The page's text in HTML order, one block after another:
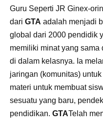
Guru Seperti JR Ginex-
dari GTA adalah menjadi
global dari 2000 pendidik
memiliki minat yang
di dalam kelasnya. Ia
jaringan (komunitas)
materi untuk membuat
sesuatu yang baru,
pendidikan. GTATelah